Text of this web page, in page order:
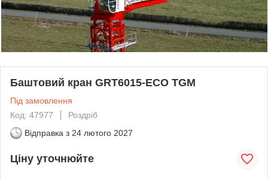
Баштовий кран GRT6015-ECO TGM
Під замовлення
Код: 47977
Роздріб
Відправка з 24 лютого 2027
Ціну уточнюйте